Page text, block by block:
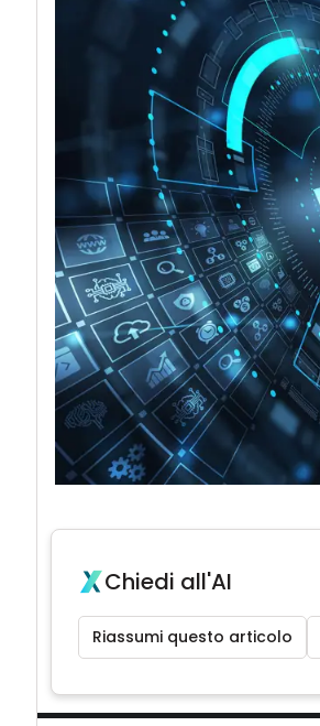
Chiedi all'AI
Riassumi questo articolo